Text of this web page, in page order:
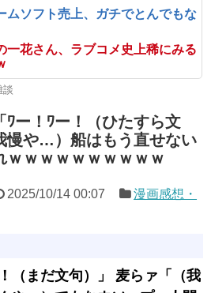
ムソフト売上、ガチでとんでもな
一花さん、ラブコメ史上稀にみる
談
ﾜー！ﾜー！（ひたすら文
慢や…）船はもう直せない
ｗｗｗｗｗｗｗｗｗ
2025/10/14 00:07
漫画感想・
（まだ文句）」 麦らァ「（我